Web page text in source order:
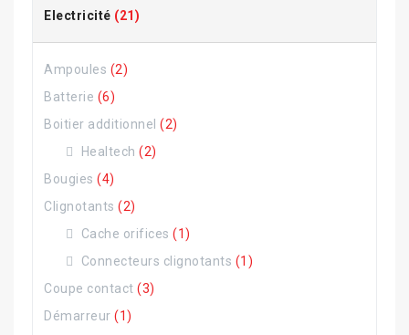
Electricité (21)
Ampoules (2)
Batterie (6)
Boitier additionnel (2)
Healtech (2)
Bougies (4)
Clignotants (2)
Cache orifices (1)
Connecteurs clignotants (1)
Coupe contact (3)
Démarreur (1)